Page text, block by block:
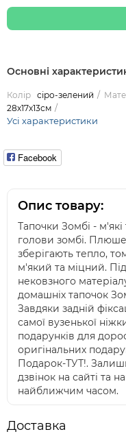
Основні
Колір сіро-зелений
28х17х13см
Усі характеристики
Facebook
Опис товару:
Тапочки Зомбі - м'які
голови зомбі.
зберігають тепло,
м'який та міцний.
нековзного
домашніх тапочок
Завдяки задній
самої вузенької
подарунків для
оригінальних
Подарок-ТУТ!.
дзвінок на сайті та
найближчим часом.
Доставка